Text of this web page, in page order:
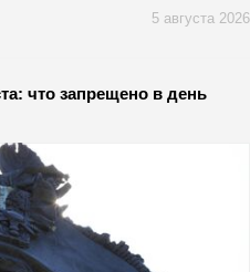
5 августа 2026
что запрещено в день